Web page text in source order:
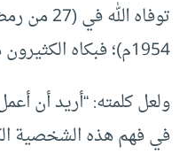
1954م)؛ فبكاه الكثيرون ممن يعرفون قدره.
ولعل كلمته: “أريد أن
في فهم هذه الشخصية